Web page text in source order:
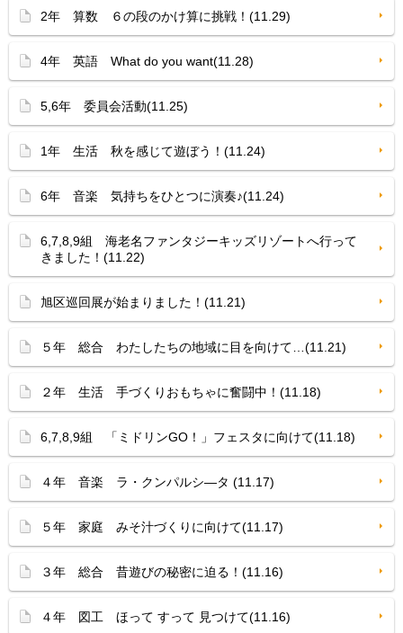
2年 算数 ６の段のかけ算に挑戦！(11.29)
4年 英語 What do you want(11.28)
5,6年 委員会活動(11.25)
1年 生活 秋を感じて遊ぼう！(11.24)
6年 音楽 気持ちをひとつに演奏♪(11.24)
6,7,8,9組 海老名ファンタジーキッズリゾートへ行って
きました！(11.22)
旭区巡回展が始まりました！(11.21)
５年 総合 わたしたちの地域に目を向けて…(11.21)
２年 生活 手づくりおもちゃに奮闘中！(11.18)
6,7,8,9組 「ミドリンGO！」フェスタに向けて(11.18)
４年 音楽 ラ・クンパルシ—タ (11.17)
５年 家庭 みそ汁づくりに向けて(11.17)
３年 総合 昔遊びの秘密に迫る！(11.16)
４年 図工 ほって すって 見つけて(11.16)